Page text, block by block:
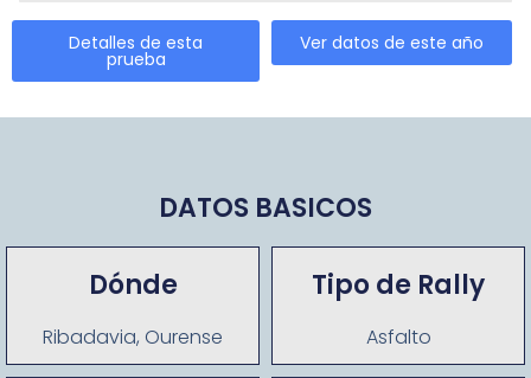
Detalles de esta
prueba
Ver datos de este año
DATOS BASICOS
Dónde
Ribadavia, Ourense
Tipo de Rally
Asfalto